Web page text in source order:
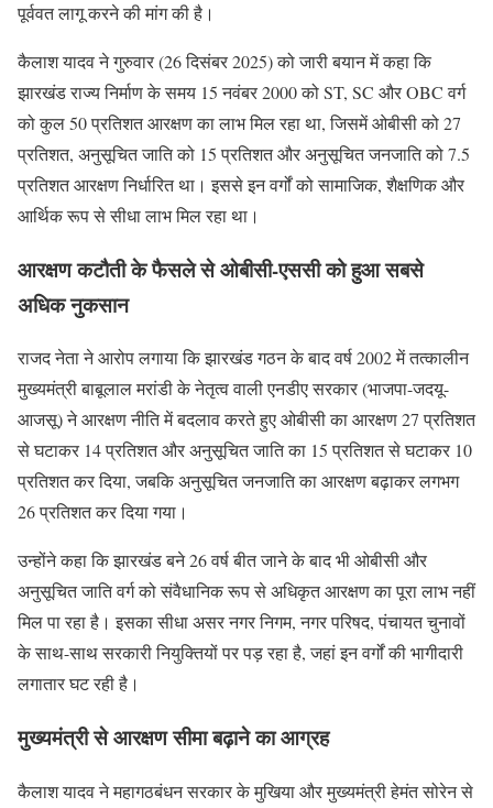
पूर्ववत लागू करने की मांग की है।
कैलाश यादव ने गुरुवार (26 दिसंबर 2025) को जारी बयान में कहा कि
झारखंड राज्य निर्माण के समय 15 नवंबर 2000 को ST, SC और OBC वर्ग
को कुल 50 प्रतिशत आरक्षण का लाभ मिल रहा था, जिसमें ओबीसी को 27
प्रतिशत, अनुसूचित जाति को 15 प्रतिशत और अनुसूचित जनजाति को 7.5
प्रतिशत आरक्षण निर्धारित था। इससे इन वर्गों को सामाजिक, शैक्षणिक और
आर्थिक रूप से सीधा लाभ मिल रहा था।
आरक्षण कटौती के फैसले से ओबीसी-एससी को हुआ सबसे
अधिक नुकसान
राजद नेता ने आरोप लगाया कि झारखंड गठन के बाद वर्ष 2002 में तत्कालीन
मुख्यमंत्री बाबूलाल मरांडी के नेतृत्व वाली एनडीए सरकार (भाजपा-जदयू-
आजसू) ने आरक्षण नीति में बदलाव करते हुए ओबीसी का आरक्षण 27 प्रतिशत
से घटाकर 14 प्रतिशत और अनुसूचित जाति का 15 प्रतिशत से घटाकर 10
प्रतिशत कर दिया, जबकि अनुसूचित जनजाति का आरक्षण बढ़ाकर लगभग
26 प्रतिशत कर दिया गया।
उन्होंने कहा कि झारखंड बने 26 वर्ष बीत जाने के बाद भी ओबीसी और
अनुसूचित जाति वर्ग को संवैधानिक रूप से अधिकृत आरक्षण का पूरा लाभ नहीं
मिल पा रहा है। इसका सीधा असर नगर निगम, नगर परिषद, पंचायत चुनावों
के साथ-साथ सरकारी नियुक्तियों पर पड़ रहा है, जहां इन वर्गों की भागीदारी
लगातार घट रही है।
मुख्यमंत्री से आरक्षण सीमा बढ़ाने का आग्रह
कैलाश यादव ने महागठबंधन सरकार के मुखिया और मुख्यमंत्री हेमंत सोरेन से